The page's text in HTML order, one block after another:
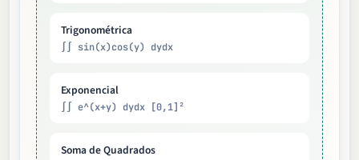
Trigonométrica
∫∫ sin(x)cos(y) dydx
Exponencial
∫∫ e^(x+y) dydx [0,1]²
Soma de Quadrados